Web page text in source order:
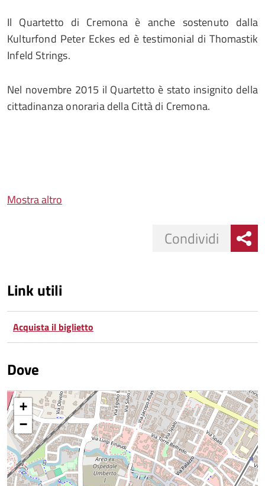
Il Quartetto di Cremona è anche sostenuto dalla
Kulturfond Peter Eckes ed è testimonial di Thomastik
Infeld Strings.
Nel novembre 2015 il Quartetto è stato insignito della
cittadinanza onoraria della Città di Cremona.
Mostra altro
Condividi
Link utili
Acquista il biglietto
Dove
+
−